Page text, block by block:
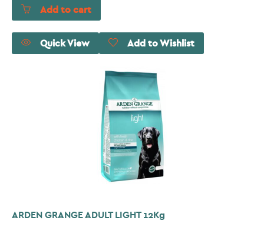
Add to cart
Quick View Add to Wishlist
ARDEN GRANGE ADULT LIGHT 12Kg